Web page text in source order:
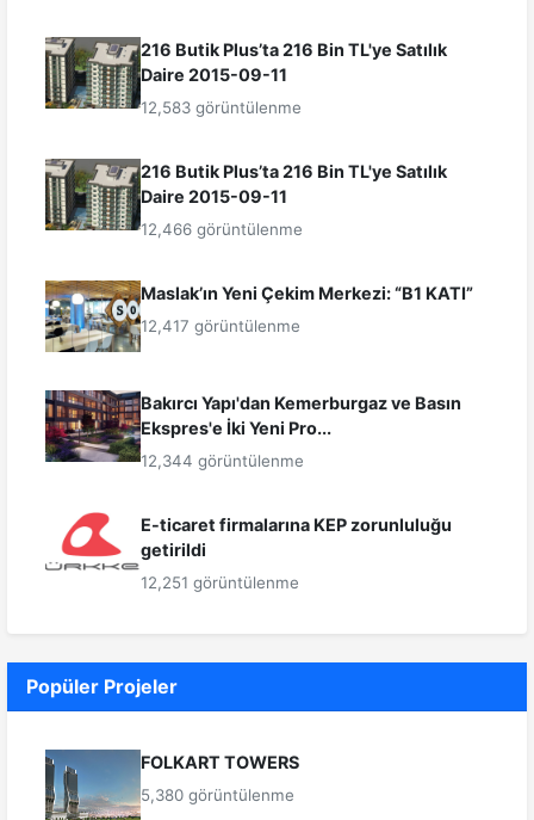
216 Butik Plus’ta 216 Bin TL'ye Satılık
Daire 2015-09-11
12,583 görüntülenme
216 Butik Plus’ta 216 Bin TL'ye Satılık
Daire 2015-09-11
12,466 görüntülenme
Maslak’ın Yeni Çekim Merkezi: “B1 KATI”
12,417 görüntülenme
Bakırcı Yapı'dan Kemerburgaz ve Basın
Ekspres'e İki Yeni Pro...
12,344 görüntülenme
E-ticaret firmalarına KEP zorunluluğu
getirildi
12,251 görüntülenme
Popüler Projeler
FOLKART TOWERS
5,380 görüntülenme